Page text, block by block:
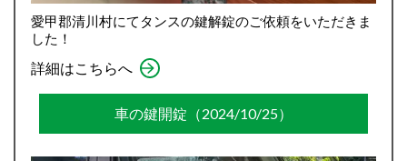
愛甲郡清川村にてタンスの鍵解錠のご依頼をいただきま
した！
詳細はこちらへ
車の鍵開錠（2024/10/25）